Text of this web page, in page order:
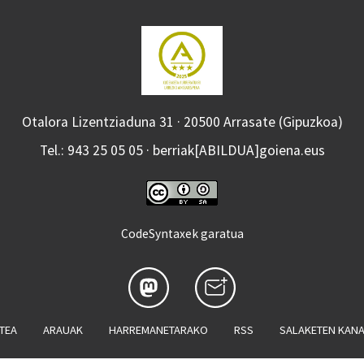
Otalora Lizentziaduna 31 · 20500 Arrasate (Gipuzkoa)
Tel.: 943 25 05 05 · berriak[ABILDUA]goiena.eus
CodeSyntaxek garatua
ARAUAK HARREMANETARAKO RSS SALAKETEN